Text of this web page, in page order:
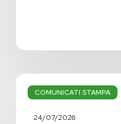
COMUNICATI STAMPA
Bilancio
regionale:
24/07/2026